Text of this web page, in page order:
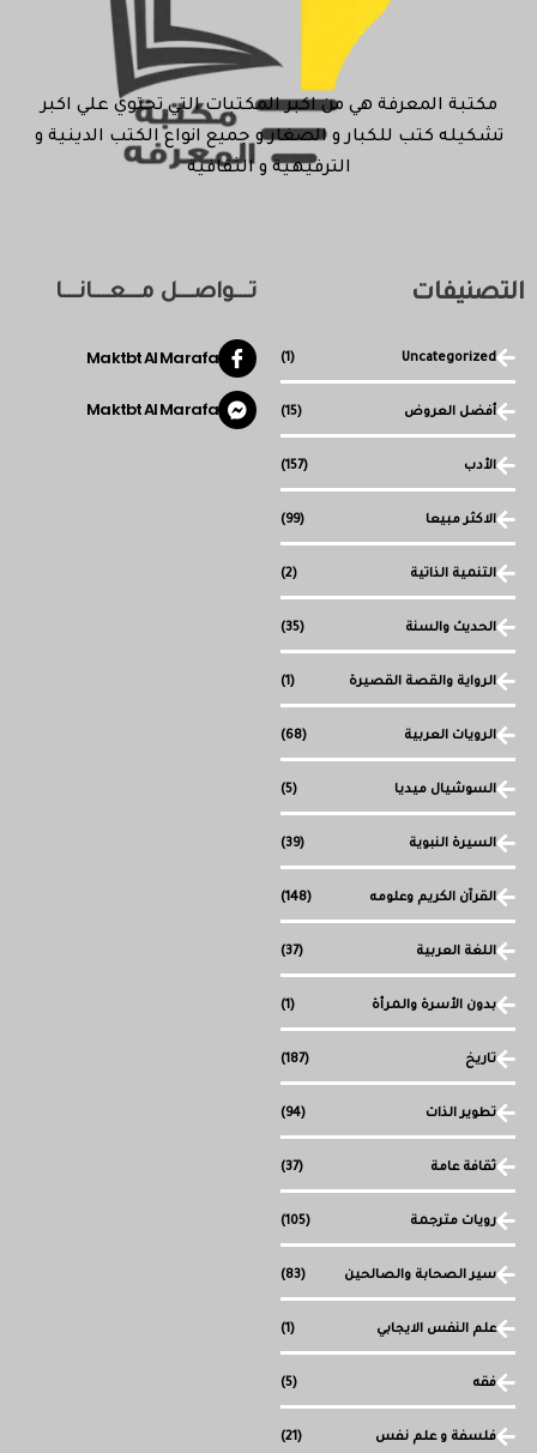
مكتبة المعرفة هي من اكبر المكتبات التي تحتوي علي اكبر
تشكيله كتب للكبار و الصغار و جميع انواع الكتب الدينية و
الترفيهية و الثقافية
التصنيفات
Uncategorized
(1)
أفضل العروض (15)
الأدب (157)
الاكثر مبيعا (99)
التنمية الذاتية (2)
الحديث والسنة (35)
الرواية والقصة القصيرة (1)
الرويات العربية (68)
السوشيال ميديا (5)
السيرة النبوية (39)
القرآن الكريم وعلومه (148)
اللغة العربية (37)
بدون الأسرة والمرأة (1)
تاريخ (187)
تطوير الذات (94)
ثقافة عامة (37)
رويات مترجمة (105)
سير الصحابة والصالحين (83)
علم النفس الايجابي (1)
فقه (5)
فلسفة و علم نفس (21)
تـــواصـــل مـــعـــانـــا
Maktbt Al Marafa
Maktbt Al Marafa